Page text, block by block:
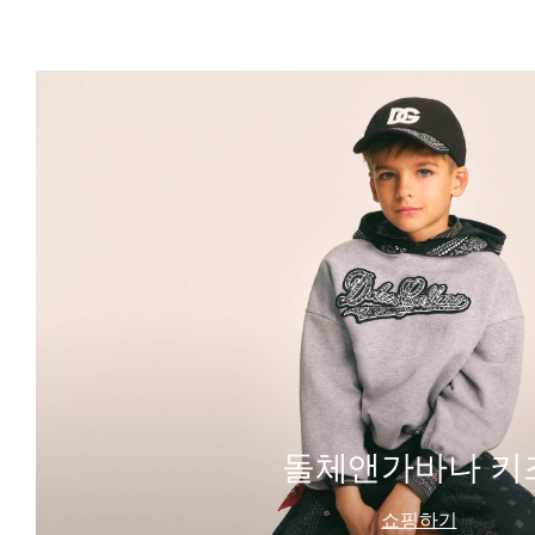
돌체앤가바나 키
쇼핑하기